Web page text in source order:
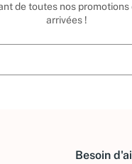
de toutes nos
arrivées !
Besoin